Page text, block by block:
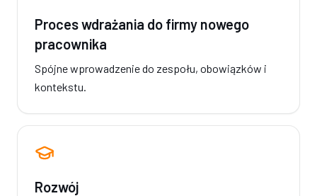
Proces wdrażania do firmy nowego
pracownika
Spójne wprowadzenie do zespołu, obowiązków i
kontekstu.
Rozwój